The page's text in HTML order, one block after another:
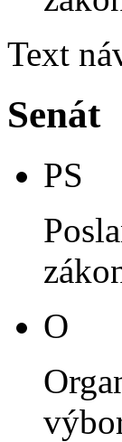
Text
Senát
PS
O